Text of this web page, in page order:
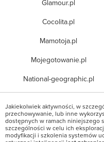
Glamour.pl
Cocolita.pl
Mamotoja.pl
Mojegotowanie.pl
National-geographic.pl
Jakiekolwiek aktywności, w
przechowywanie, lub inne
dostępnych w ramach niniejszego
szczególności w celu ich
modyfikacji i szkolenia systemów